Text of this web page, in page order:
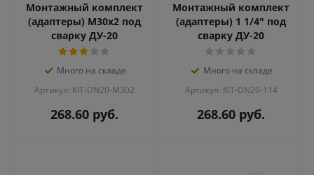
Монтажный комплект
(адаптеры) М30х2 под
сварку ДУ-20
Много на складе
Артикул: KIT-DN20-M302
268.60 руб.
Монтажный комплект
(адаптеры) 1 1/4" под
сварку ДУ-20
Много на складе
Артикул: KIT-DN20-114
268.60 руб.